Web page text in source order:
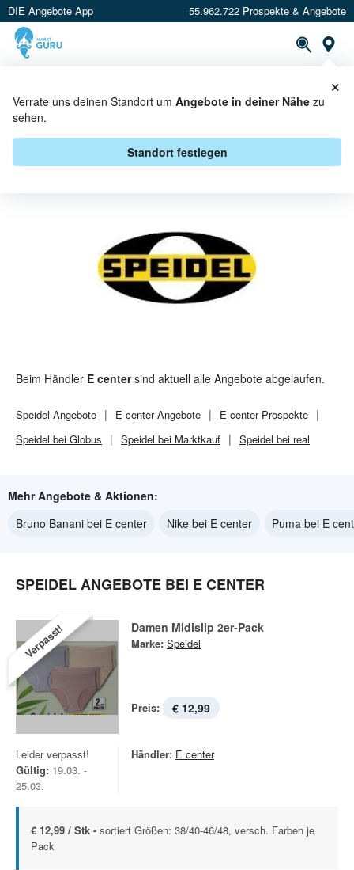
DIE Angebote App 55.962.722 Prospekte & Angebote
Verrate uns deinen Standort um Angebote in deiner Nähe zu
sehen.
Standort festlegen
×
SPEIDEL BEI E CENTER -
ANGEBOTE & AKTIONEN
Beim Händler E centersind aktuell alle Angebote abgelaufen.
Speidel Angebote E centerAngebote E centerProspekte
Speidel bei Globus
Speidel bei Marktkauf Speidel bei real
Mehr Angebote & Aktionen:
Bruno Banani bei E center
Nike bei E center Puma bei E
SPEIDEL ANGEBOTE BEI E CENTER
Verpasst! Damen Midislip 2er-Pack
Marke: Speidel
Preis: € 12,99
Leider verpasst!
Gültig: 19.03. -
25.03.
Händler: E center
€ 12,99 / Stk - sortiert Größen: 38/40-46/48, versch. Farben je
Pack